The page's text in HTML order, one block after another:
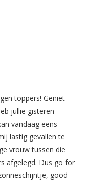
toppers! Geniet
jullie gisteren
vandaag eens
lastig gevallen te
vrouw tussen die
afgelegd. Dus go for
good